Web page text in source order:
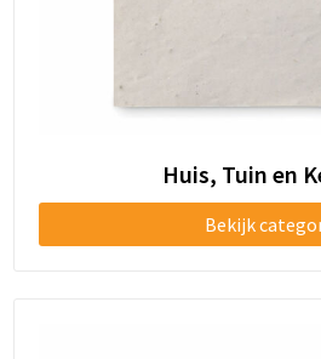
Huis, Tuin en
Bekijk